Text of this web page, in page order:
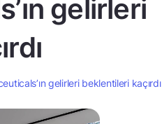
gelirleri
gelirleri beklentileri kaçırdı